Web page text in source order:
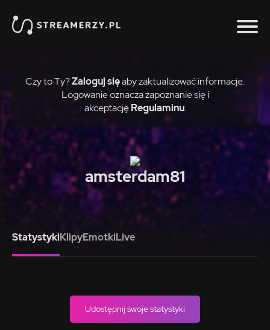
Czy to Ty?Zaloguj sięaby zaktualizować informacje.
Logowanie oznacza zapoznanie się i
akceptację Regulaminu.
amsterdam81
StatystykiKlipyEmotkiLive
Udostępnij swoje statystyki